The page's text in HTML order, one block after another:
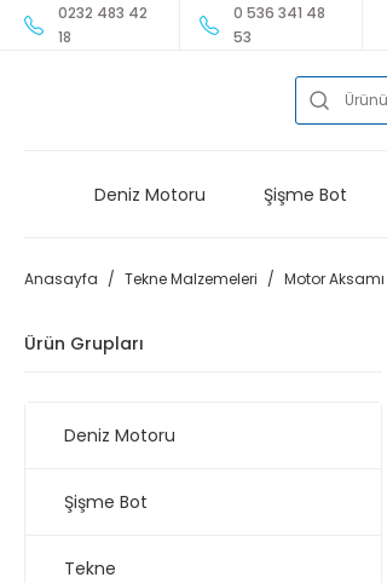
0232 483 42
18
0 536 341 48
53
Deniz Motoru Şişme Bot
Anasayfa Tekne Malzemeleri Motor Aksamı
Ürün Grupları
Deniz Motoru
Şişme Bot
Tekne